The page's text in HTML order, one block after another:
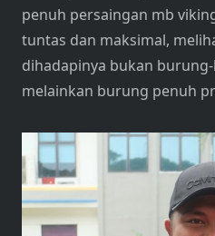
penuh persaingan mb
tuntas dan maksimal,
dihadapinya bukan
melainkan burung penuh